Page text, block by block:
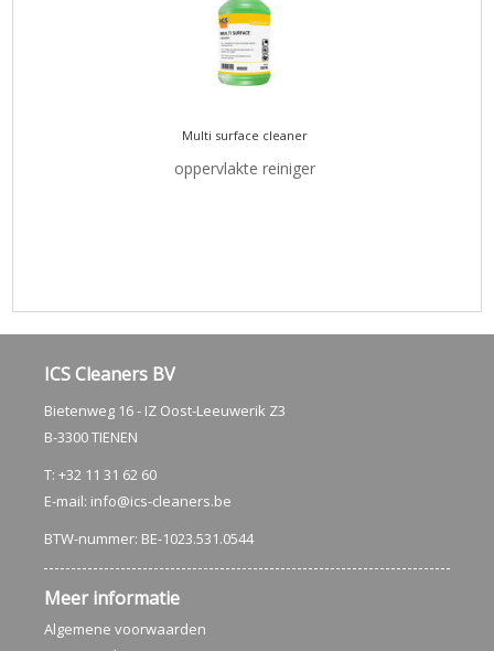
Multi surface cleaner
oppervlakte reiniger
ICS Cleaners BV
Bietenweg 16 - IZ Oost-Leeuwerik Z3
B-3300 TIENEN
T: +32 11 31 62 60
E-mail: info@ics-cleaners.be
BTW-nummer: BE-1023.531.0544
Meer informatie
Algemene voorwaarden